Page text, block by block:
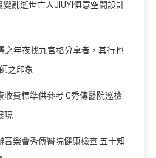
亂逝世亡人JIUYI俱意空間設計
之年夜找九宮格分享者，其行也
之印象
收費標準供參考 C秀傳醫院巡檢
現
音樂會秀傳醫院健康檢查 五十知